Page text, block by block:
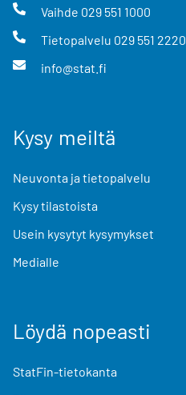
Vaihde 029 551 1000
Tietopalvelu 029 551 2220
info@stat.fi
Kysy meiltä
Neuvonta ja tietopalvelu
Kysy tilastoista
Usein kysytyt kysymykset
Medialle
Löydä nopeasti
StatFin-tietokanta